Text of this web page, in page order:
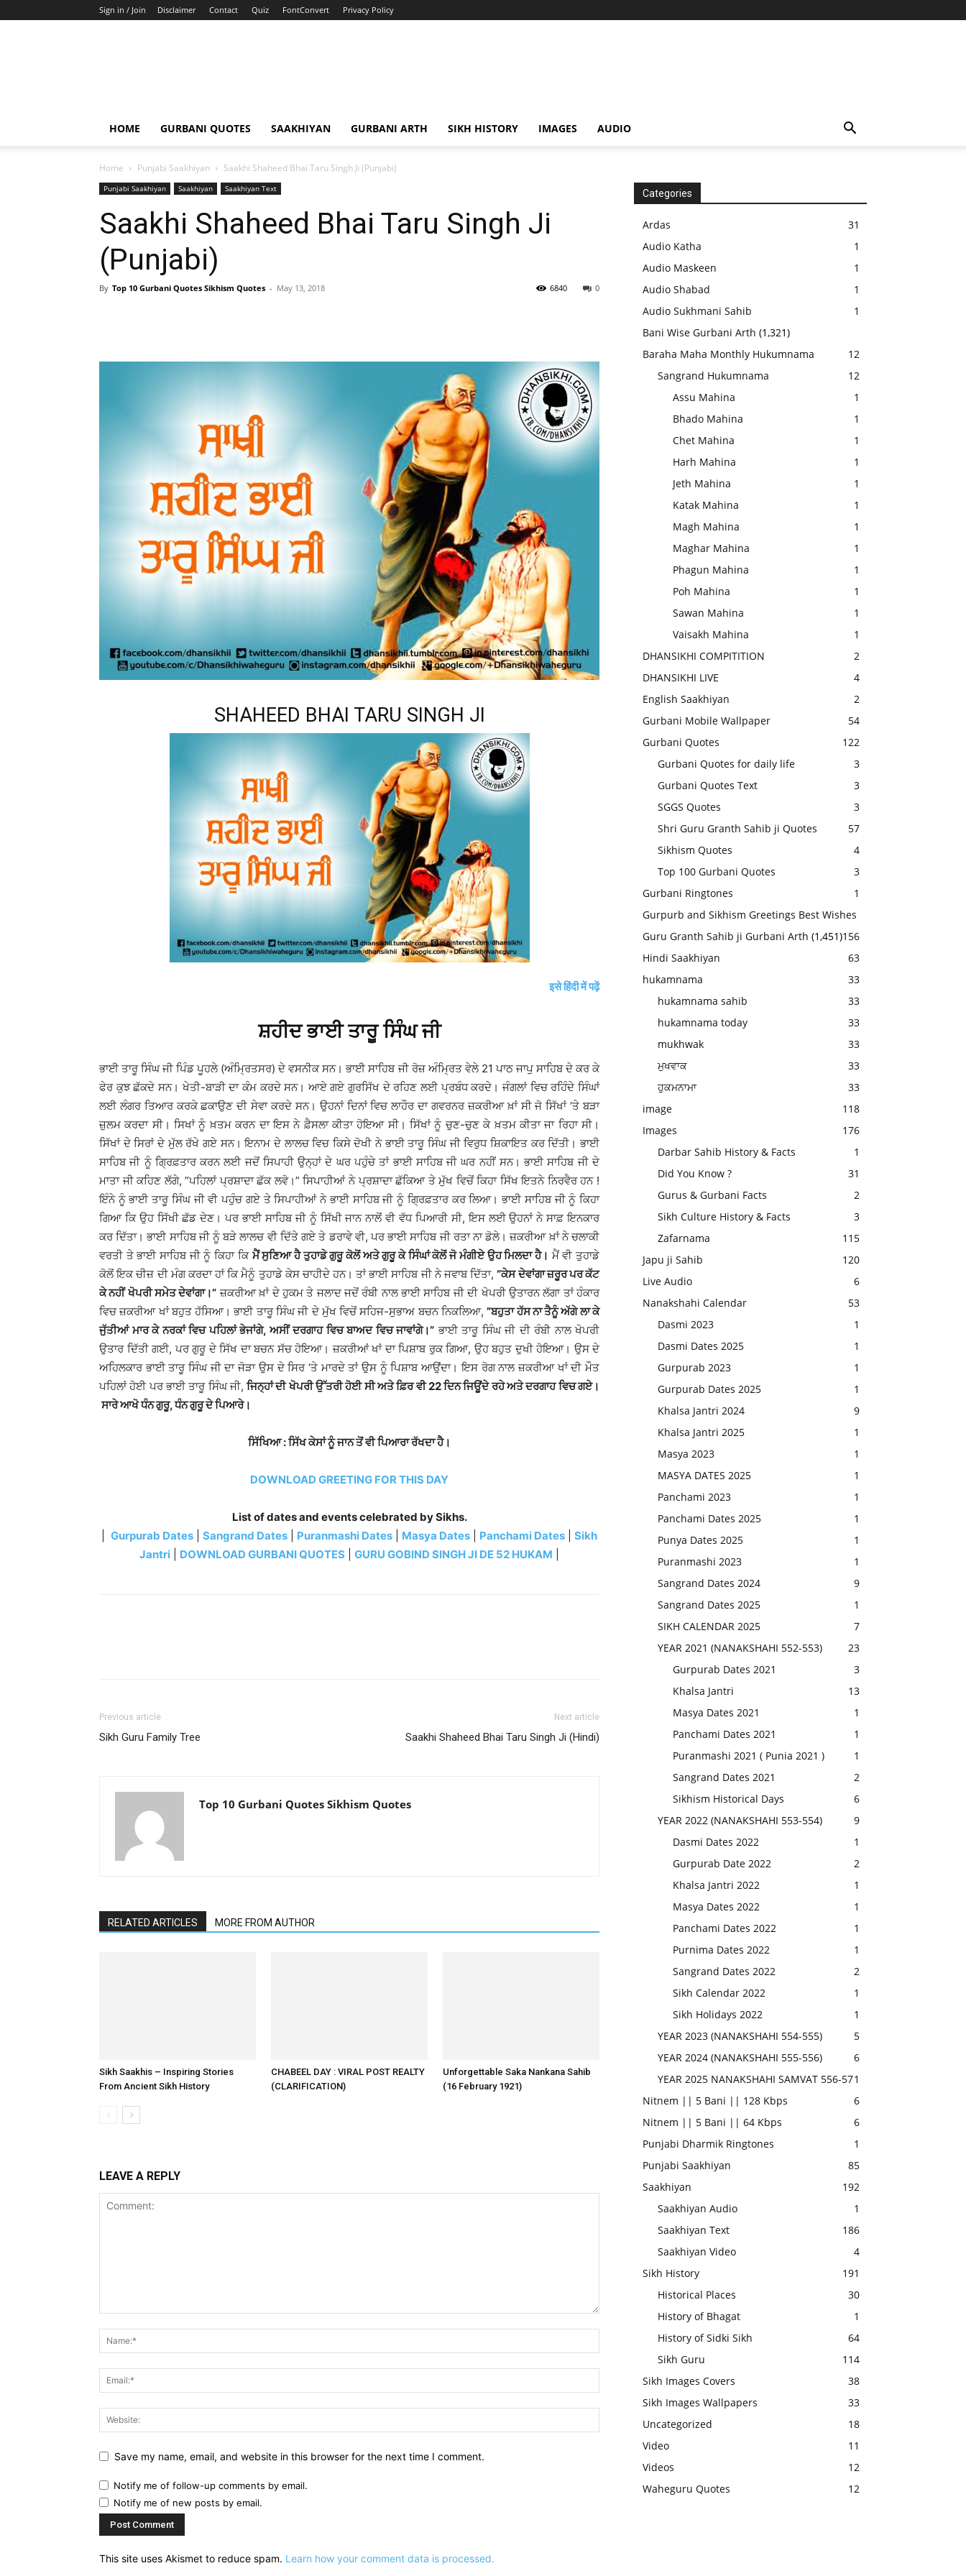
Sign in / Join Disclaimer Contact Quiz FontConvert Privacy Policy
HOME GURBANI QUOTES SAAKHIYAN GURBANI ARTH SIKH HISTORY IMAGES AUDIO
Home Punjabi Saakhiyan Saakhi Shaheed Bhai Taru Singh Ji (Punjabi)
Punjabi Saakhiyan Saakhiyan Saakhiyan Text
Saakhi Shaheed Bhai Taru Singh Ji
(Punjabi)
By Top 10 Gurbani Quotes Sikhism Quotes - May 13, 2018 0
6840
SHAHEED BHAI TARU SINGH JI
इसे हिंदी में पढ़ें
ਸ਼ਹੀਦ ਭਾਈ ਤਾਰੂ ਸਿੰਘ ਜੀ
ਭਾਈ ਤਾਰੂ ਸਿੰਘ ਜੀ ਪਿੰਡ ਪੂਹਲੇ (ਅੰਮ੍ਰਿਤਸਰ) ਦੇ ਵਸਨੀਕ ਸਨ। ਭਾਈ ਸਾਹਿਬ ਜੀ ਰੋਜ਼ ਅੰਮ੍ਰਿਤ ਵੇਲੇ 21 ਪਾਠ ਜਾਪੁ ਸਾਹਿਬ ਦੇ ਕਰ ਕੇ
ਫੇਰ ਕੁਝ ਛੱਕਦੇ ਸਨ। ਖੇਤੀ-ਬਾੜੀ ਦਾ ਕੰਮ ਕਰਦੇ ਸਨ। ਆਏ ਗਏ ਗੁਰਸਿੱਖ ਦੇ ਰਹਿਣ ਲਈ ਪ੍ਰਬੰਧ ਕਰਦੇ। ਜੰਗਲਾਂ ਵਿਚ ਰਹਿੰਦੇ ਸਿੰਘਾਂ
ਲਈ ਲੰਗਰ ਤਿਆਰ ਕਰਕੇ ਛਕਾਉਣ ਦੀ ਸੇਵਾ ਕਰਦੇ ਸਨ। ਉਹਨਾਂ ਦਿਨਾਂ ਵਿਚ ਲਾਹੌਰ ਦਾ ਗਵਰਨਰ ਜ਼ਕਰੀਆ ਖ਼ਾਂ ਸੀ ਜੋ ਸਿੱਖਾਂ ‘ਤੇ ਬੜਾ
ਜ਼ੁਲਮ ਕਰਦਾ ਸੀ। ਸਿਖਾਂ ਨੂੰ ਖ਼ਤਮ ਕਰਨ ਦਾ ਇਸ ਨੇ ਫ਼ੈਸਲਾ ਕੀਤਾ ਹੋਇਆ ਸੀ। ਸਿੱਖਾਂ ਨੂੰ ਚੁਣ-ਚੁਣ ਕੇ ਖ਼ਤਮ ਕੀਤਾ ਜਾ ਰਿਹਾ ਸੀ।
ਸਿੱਖਾਂ ਦੇ ਸਿਰਾਂ ਦੇ ਮੁੱਲ ਰੱਖੇ ਗਏ ਸਨ। ਇਨਾਮ ਦੇ ਲਾਲਚ ਵਿਚ ਕਿਸੇ ਦੋਖੀ ਨੇ ਭਾਈ ਤਾਰੂ ਸਿੰਘ ਜੀ ਵਿਰੁਧ ਸ਼ਿਕਾਇਤ ਕਰ ਦਿੱਤੀ। ਭਾਈ
ਸਾਹਿਬ ਜੀ ਨੂੰ ਗ੍ਰਿਫ਼ਤਾਰ ਕਰਨ ਲਈ ਜਦੋਂ ਸਿਪਾਹੀ ਉਨ੍ਹਾਂ ਦੇ ਘਰ ਪਹੁੰਚੇ ਤਾਂ ਭਾਈ ਸਾਹਿਬ ਜੀ ਘਰ ਨਹੀਂ ਸਨ। ਭਾਈ ਸਾਹਿਬ ਜੀ ਦੇ
ਮਾਤਾ ਜੀ ਕਹਿਣ ਲੱਗੇ, ”ਪਹਿਲਾਂ ਪ੍ਰਸ਼ਾਦਾ ਛੱਕ ਲਵੋ।” ਸਿਪਾਹੀਆਂ ਨੇ ਪ੍ਰਸ਼ਾਦਾ ਛੱਕਿਆ ਤੇ ਮੁੱਖ ਵਿਚੋਂ ਕਿਹਾ ਸਿੱਖ ਇਤਨੇ ਨਿਰਵੈਰ ਹਨ !
ਇੰਨੇ ਨੂੰ ਭਾਈ ਤਾਰੂ ਸਿੰਘ ਜੀ ਵੀ ਪਹੁੰਚ ਗਏ ਤੇ ਸਿਪਾਹੀਆਂ ਨੇ ਭਾਈ ਸਾਹਿਬ ਜੀ ਨੂੰ ਗ੍ਰਿਫ਼ਤਾਰ ਕਰ ਲਿਆ। ਭਾਈ ਸਾਹਿਬ ਜੀ ਨੂੰ ਕਿਹਾ
ਗਿਆ ਕਿ ਉਹ ਸਿੱਖੀ ਛੱਡ ਦੇਣ। ਪਰ ਭਾਈ ਸਾਹਿਬ ਜੀ ਨੂੰ ਸਿੱਖੀ ਜਾਨ ਨਾਲੋਂ ਵੀ ਵੱਧ ਪਿਆਰੀ ਸੀ, ਇਸ ਲਈ ਉਹਨਾਂ ਨੇ ਸਾਫ਼ ਇਨਕਾਰ
ਕਰ ਦਿੱਤਾ। ਭਾਈ ਸਾਹਿਬ ਜੀ ਨੂੰ ਬੜੇ ਲਾਲਚ ਵੀ ਦਿੱਤੇ ਗਏ ਤੇ ਡਰਾਵੇ ਵੀ, ਪਰ ਭਾਈ ਸਾਹਿਬ ਜੀ ਰਤਾ ਨਾ ਡੋਲੇ। ਜ਼ਕਰੀਆ ਖ਼ਾਂ ਨੇ ਚਲਾਕੀ
ਵਰਤੀ ਤੇ ਭਾਈ ਸਾਹਿਬ ਜੀ ਨੂੰ ਕਿਹਾ ਕਿਮੈਂ ਸੁਣਿਆ ਹੈ ਤੁਹਾਡੇ ਗੁਰੂ ਕੋਲੋਂ ਅਤੇ ਗੁਰੂ ਕੇ ਸਿੰਘਾਂ ਕੋਲੋਂ ਜੋ ਮੰਗੀਏ ਉਹ ਮਿਲਦਾ ਹੈ। ਮੈਂ ਵੀ ਤੁਹਾਡੇ
ਕੋਲੋਂ ਇਕ ਚੀਜ਼ ਦੀ ਮੰਗ ਕਰਦਾ ਹਾਂ ਕਿ ਮੈਨੂੰ ਤੁਹਾਡੇ ਕੇਸ ਚਾਹੀਦੇ ਹਨ। ਤਾਂ ਭਾਈ ਸਾਹਿਬ ਜੀ ਨੇ ਜਵਾਬ ਦਿੱਤਾ,”ਕੇਸ ਦੇਵਾਂਗਾ ਜ਼ਰੂਰ ਪਰ ਕੱਟ
ਕੇ ਨਹੀਂ ਖੋਪਰੀ ਸਮੇਤ ਦੇਵਾਂਗਾ।” ਜ਼ਕਰੀਆ ਖ਼ਾਂ ਦੇ ਹੁਕਮ ਤੇ ਜਲਾਦ ਜਦੋਂ ਰੰਬੀ ਨਾਲ ਭਾਈ ਸਾਹਿਬ ਜੀ ਦੀ ਖੋਪਰੀ ਉਤਾਰਨ ਲੱਗਾ ਤਾਂ ਹੰਕਾਰ
ਵਿਚ ਜ਼ਕਰੀਆ ਖਾਂ ਬਹੁਤ ਹੱਸਿਆ। ਭਾਈ ਤਾਰੂ ਸਿੰਘ ਜੀ ਦੇ ਮੁੱਖ ਵਿਚੋਂ ਸਹਿਜ-ਸੁਭਾਅ ਬਚਨ ਨਿਕਲਿਆ,”ਬਹੁਤਾ ਹੱਸ ਨਾ ਤੈਨੂੰ ਅੱਗੇ ਲਾ ਕੇ
ਜੁੱਤੀਆਂ ਮਾਰ ਕੇ ਨਰਕਾਂ ਵਿਚ ਪਹਿਲਾਂ ਭੇਜਾਂਗੇ, ਅਸੀਂ ਦਰਗਾਹ ਵਿਚ ਬਾਅਦ ਵਿਚ ਜਾਵਾਂਗੇ।” ਭਾਈ ਤਾਰੂ ਸਿੰਘ ਜੀ ਦੀ ਰੰਬੀ ਨਾਲ ਖੋਪਰੀ
ਉਤਾਰ ਦਿੱਤੀ ਗਈ, ਪਰ ਗੁਰੂ ਦੇ ਸਿੱਖ ਦਾ ਬਚਨ ਸੱਚ ਹੋਇਆ। ਜ਼ਕਰੀਆਂ ਖਾਂ ਦਾ ਪਿਸ਼ਾਬ ਰੁਕ ਗਿਆ, ਉਹ ਬਹੁਤ ਦੁਖੀ ਹੋਇਆ। ਉਸ ਦੇ
ਅਹਿਲਕਾਰ ਭਾਈ ਤਾਰੂ ਸਿੰਘ ਜੀ ਦਾ ਜੋੜਾ ਉਸ ਦੇ ਸਿਰ ‘ਤੇ ਮਾਰਦੇ ਤਾਂ ਉਸ ਨੂੰ ਪਿਸ਼ਾਬ ਆਉਂਦਾ। ਇਸ ਰੋਗ ਨਾਲ ਜ਼ਕਰੀਆ ਖਾਂ ਦੀ ਮੌਤ
ਪਹਿਲਾਂ ਹੋਈ ਪਰ ਭਾਈ ਤਾਰੂ ਸਿੰਘ ਜੀ,ਜਿਨ੍ਹਾਂ ਦੀ ਖੋਪਰੀ ਉੱਤਰੀ ਹੋਈ ਸੀ ਅਤੇ ਫ਼ਿਰ ਵੀ 22 ਦਿਨ ਜਿਊਂਦੇ ਰਹੇ ਅਤੇ ਦਰਗਾਹ ਵਿਚ ਗਏ।
ਸਾਰੇ ਆਖੋ ਧੰਨ ਗੁਰੂ, ਧੰਨ ਗੁਰੂ ਦੇ ਪਿਆਰੇ।
ਸਿੱਖਿਆ : ਸਿੱਖ ਕੇਸਾਂ ਨੂੰ ਜਾਨ ਤੋਂ ਵੀ ਪਿਆਰਾ ਰੱਖਦਾ ਹੈ।
DOWNLOAD GREETING FOR THIS DAY
List of dates and events celebrated by Sikhs.
Gurpurab Dates Sangrand Dates Puranmashi Dates Masya Dates Panchami Dates
Sikh
Jantri
DOWNLOAD GURBANI QUOTES GURU GOBIND SINGH JI DE 52 HUKAM
Previous article
Sikh Guru Family Tree
Next article
Saakhi Shaheed Bhai Taru Singh Ji (Hindi)
Top 10 Gurbani Quotes Sikhism Quotes
RELATED ARTICLES MORE FROM AUTHOR
Sikh Saakhis – Inspiring Stories
From Ancient Sikh History
CHABEEL DAY : VIRAL POST REALTY
(CLARIFICATION)
Unforgettable Saka Nankana Sahib
(16 February 1921)
LEAVE A REPLY
Save my name, email, and website in this browser for the next time I comment.
Notify me of follow-up comments by email.
Notify me of new posts by email.
This site uses Akismet to reduce spam. Learn how your comment data is processed.
Categories
Ardas
31
Audio Katha
1
Audio Maskeen
1
Audio Shabad
1
Audio Sukhmani Sahib
1
Bani Wise Gurbani Arth (1,321)
Baraha Maha Monthly Hukumnama
12
Sangrand Hukumnama
12
Assu Mahina
1
Bhado Mahina
1
Chet Mahina
1
Harh Mahina
1
Jeth Mahina
1
Katak Mahina
1
Magh Mahina
1
Maghar Mahina
1
Phagun Mahina
1
Poh Mahina
1
Sawan Mahina
1
Vaisakh Mahina
1
DHANSIKHI COMPITITION
2
DHANSIKHI LIVE
4
English Saakhiyan
2
Gurbani Mobile Wallpaper
54
Gurbani Quotes
122
Gurbani Quotes for daily life
3
Gurbani Quotes Text
3
SGGS Quotes
3
Shri Guru Granth Sahib ji Quotes
57
Sikhism Quotes
4
Top 100 Gurbani Quotes
3
Gurbani Ringtones
1
Gurpurb and Sikhism Greetings Best Wishes
156
Guru Granth Sahib ji Gurbani Arth (1,451)
Hindi Saakhiyan
63
hukamnama
33
hukamnama sahib
33
hukamnama today
33
mukhwak
33
ਮੁਖਵਾਕ
33
ਹੁਕਮਨਾਮਾ
33
image
118
Images
176
Darbar Sahib History & Facts
1
Did You Know ?
31
Gurus & Gurbani Facts
2
Sikh Culture History & Facts
3
Zafarnama
115
Japu ji Sahib
120
Live Audio
6
Nanakshahi Calendar
53
Dasmi 2023
1
Dasmi Dates 2025
1
Gurpurab 2023
1
Gurpurab Dates 2025
1
Khalsa Jantri 2024
9
Khalsa Jantri 2025
1
Masya 2023
1
MASYA DATES 2025
1
Panchami 2023
1
Panchami Dates 2025
1
Punya Dates 2025
1
Puranmashi 2023
1
Sangrand Dates 2024
9
Sangrand Dates 2025
1
SIKH CALENDAR 2025
7
YEAR 2021 (NANAKSHAHI 552-553)
23
Gurpurab Dates 2021
3
Khalsa Jantri
13
Masya Dates 2021
1
Panchami Dates 2021
1
Puranmashi 2021 ( Punia 2021 )
1
Sangrand Dates 2021
2
Sikhism Historical Days
6
YEAR 2022 (NANAKSHAHI 553-554)
9
Dasmi Dates 2022
1
Gurpurab Date 2022
2
Khalsa Jantri 2022
1
Masya Dates 2022
1
Panchami Dates 2022
1
Purnima Dates 2022
1
Sangrand Dates 2022
2
Sikh Calendar 2022
1
Sikh Holidays 2022
1
YEAR 2023 (NANAKSHAHI 554-555)
5
YEAR 2024 (NANAKSHAHI 555-556)
6
YEAR 2025 NANAKSHAHI SAMVAT 556-571
Nitnem || 5 Bani || 128 Kbps
6
Nitnem || 5 Bani || 64 Kbps
6
Punjabi Dharmik Ringtones
1
Punjabi Saakhiyan
85
Saakhiyan
192
Saakhiyan Audio
1
Saakhiyan Text
186
Saakhiyan Video
4
Sikh History
191
Historical Places
30
History of Bhagat
1
History of Sidki Sikh
64
Sikh Guru
114
Sikh Images Covers
38
Sikh Images Wallpapers
33
Uncategorized
18
Video
11
Videos
12
Waheguru Quotes
12